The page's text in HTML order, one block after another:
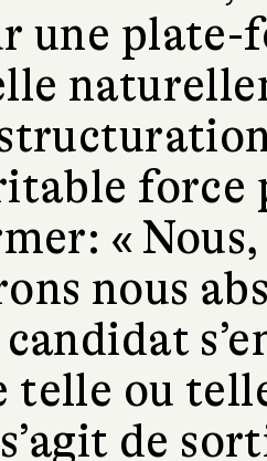
une
force
«
nous
telle ou
de